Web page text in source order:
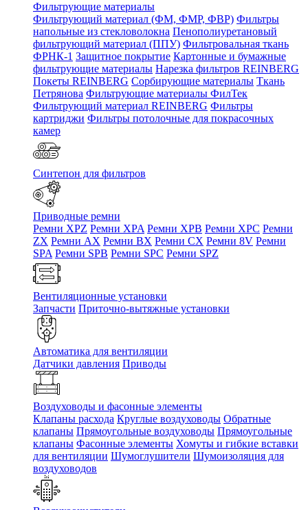
Фильтрующие материалы
Фильтрующий материал (ФМ, ФМР, ФВР) Фильтры
напольные из стекловолокна Пенополиуретановый
фильтрующий материал (ППУ) Фильтровальная ткань
ФРНК-1 Защитное покрытие Картонные и бумажные
фильтрующие материалы Нарезка фильтров REINBERG
Покеты REINBERG Сорбирующие материалы Ткань
Петрянова Фильтрующие материалы ФилТек
Фильтрующий материал REINBERG Фильтры
картриджи Фильтры потолочные для покрасочных
камер
Синтепон для фильтров
Приводные ремни
Ремни XPZ Ремни XPA Ремни XPB Ремни XPC Ремни
ZX Ремни AX Ремни BX Ремни CX Ремни 8V Ремни
SPA Ремни SPB Ремни SPC Ремни SPZ
Вентиляционные установки
Запчасти Приточно-вытяжные установки
Автоматика для вентиляции
Датчики давления Приводы
Воздуховоды и фасонные элементы
Клапаны расхода Круглые воздуховоды Обратные
клапаны Прямоугольные воздуховоды Прямоугольные
клапаны Фасонные элементы Хомуты и гибкие вставки
для вентиляции Шумоглушители Шумоизоляция для
воздуховодов